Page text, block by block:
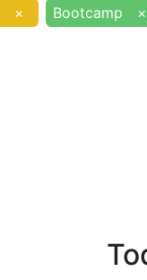
× Bootcamp ×